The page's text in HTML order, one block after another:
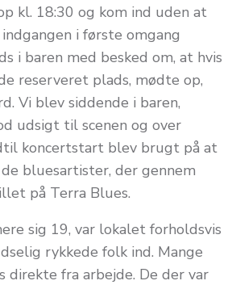
kl. 18:30 og kom ind uden at
i første omgang
i baren med besked om, at hvis
reserveret plads, mødte op,
Vi blev siddende i baren,
udsigt til scenen og over
koncertstart blev brugt på at
bluesartister, der gennem
på Terra Blues.
sig 19, var lokalet forholdsvis
rykkede folk ind. Mange
direkte fra arbejde. De der var